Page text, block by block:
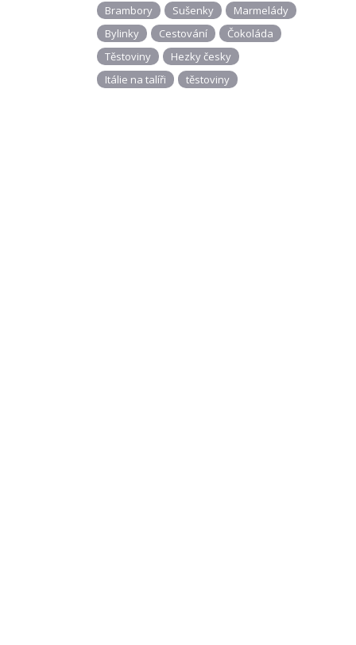
Brambory
Sušenky
Marmelády
Bylinky
Cestování
Čokoláda
Těstoviny
Hezky česky
Itálie na talíři
těstoviny